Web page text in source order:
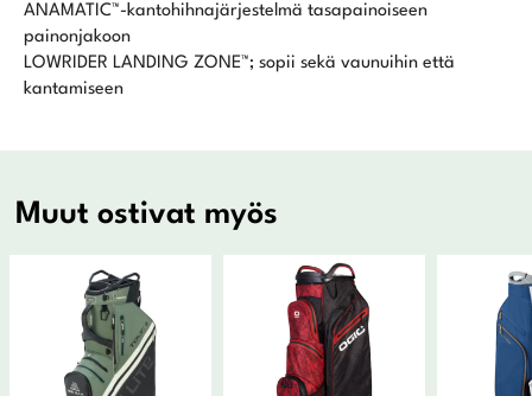
ANAMATIC™-kantohihnajärjestelmä tasapainoiseen
painonjakoon
LOWRIDER LANDING ZONE™; sopii sekä vaunuihin että
kantamiseen
Muut ostivat myös